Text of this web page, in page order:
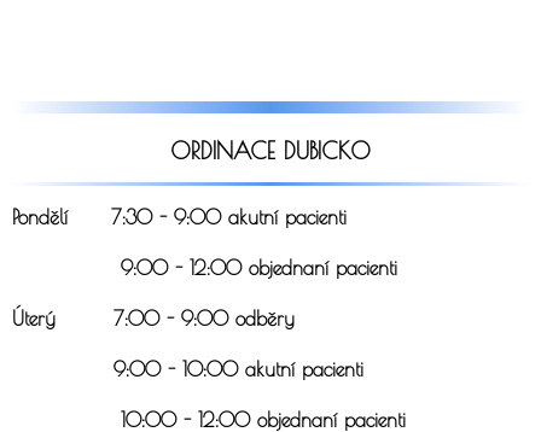
ORDINACE DUBICKO
Pondělí 7:30 - 9:00 akutní pacienti
9:00 - 12:00 objednaní pacienti
Úterý 7:00 - 9:00 odběry
9:00 - 10:00 akutní pacienti
10:00 - 12:00 objednaní pacienti